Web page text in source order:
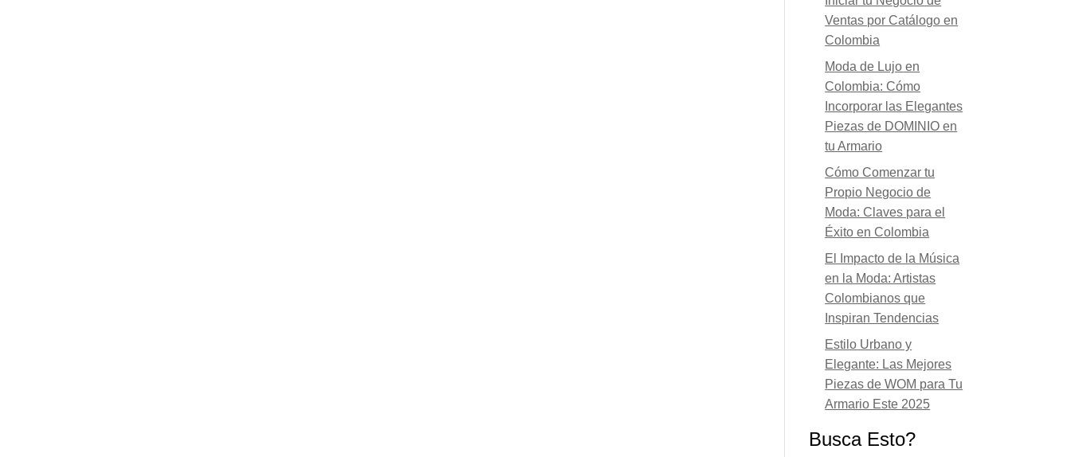
Ventas por Catálogo en
Colombia
Moda de Lujo en
Colombia: Cómo
Incorporar las Elegantes
Piezas de DOMINIO en
tu Armario
Cómo Comenzar tu
Propio Negocio de
Moda: Claves para el
Éxito en Colombia
El Impacto de la Música
en la Moda: Artistas
Colombianos que
Inspiran Tendencias
Estilo Urbano y
Elegante: Las Mejores
Piezas de WOM para Tu
Armario Este 2025
Busca Esto?